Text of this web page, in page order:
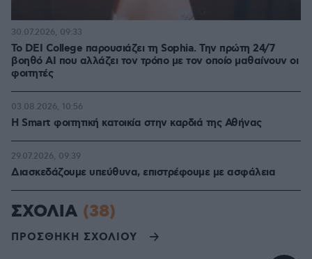
Το DEI College παρουσιάζει τη Sophia. Την πρώτη 24/7
βοηθό AI που αλλάζει τον τρόπο με τον οποίο μαθαίνουν οι
φοιτητές
30.07.2026, 09:33
Η Smart φοιτητική κατοικία στην καρδιά της Αθήνας
03.08.2026, 10:56
Διασκεδάζουμε υπεύθυνα, επιστρέφουμε με ασφάλεια
29.07.2026, 09:39
ΣΧΟΛΙΑ (38)
ΠΡΟΣΘΗΚΗ ΣΧΟΛΙΟΥ